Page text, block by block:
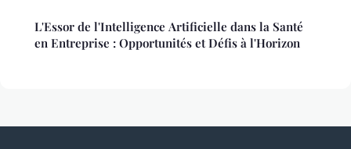
L'Essor de l'Intelligence Artificielle dans la Santé
en Entreprise : Opportunités et Défis à l'Horizon